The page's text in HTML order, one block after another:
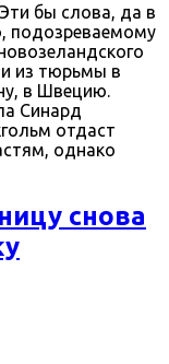
бы слова, да в
подозреваемому
из тюрьмы в
в Швецию.
Синард
отдаст
однако
снова